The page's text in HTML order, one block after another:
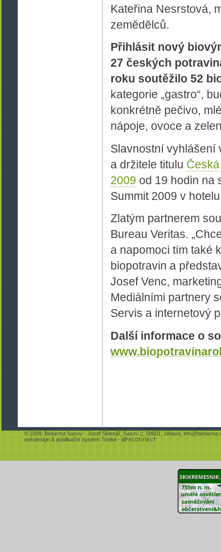
Kateřina Nesrstová,
zemědělců.
Přihlásit nový
27 českých
roku soutěžilo 52
kategorie „gastro“,
konkrétně pečivo,
nápoje, ovoce a
Slavnostní vyhlášení
a držitele titulu
2009 od 19 hodin na
Summit 2009 v
Zlatým partnerem
Bureau Veritas.
a napomoci tím také
biopotravin a
Josef Venc,
Mediálními partnery
Servis a internetový
Další informace o
© 2009; Biofarma Sasov - Josef Sklenář, Sasov 2, 58601, Jihlava,
webdesign & publikační systém Toolkit -